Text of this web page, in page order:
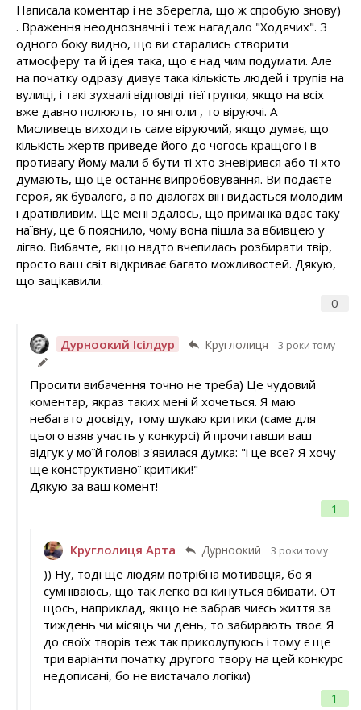
0
Написала коментар і не зберегла, що ж спробую знову)
. Враження неоднозначні і теж нагадало "Ходячих". З
одного боку видно, що ви старались створити
атмосферу та й ідея така, що є над чим подумати. Але
на початку одразу дивує така кількість людей і трупів на
вулиці, і такі зухвалі відповіді тієї групки, якщо на всіх
вже давно полюють, то янголи , то віруючі. А
Мисливець виходить саме віруючий, якщо думає, що
кількість жертв приведе його до чогось кращого і в
противагу йому мали б бути ті хто зневірився або ті хто
думають, що це останнє випробовування. Ви подаєте
героя, як бувалого, а по діалогах він видається молодим
і дратівливим. Ще мені здалось, що приманка вдає таку
наївну, це б пояснило, чому вона пішла за вбивцею у
лігво. Вибачте, якщо надто вчепилась розбирати твір,
просто ваш світ відкриває багато можливостей. Дякую,
що зацікавили.
Дурноокий Ісілдур Круглолиця 3 роки тому
1
Просити вибачення точно не треба) Це чудовий
коментар, якраз таких мені й хочеться. Я маю
небагато досвіду, тому шукаю критики (саме для
цього взяв участь у конкурсі) й прочитавши ваш
відгук у моїй голові з'явилася думка: "і це все? Я хочу
ще конструктивної критики!"
Дякую за ваш комент!
Круглолиця Арта Дурноокий 3 роки тому
1
)) Ну, тоді ще людям потрібна мотивація, бо я
сумніваюсь, що так легко всі кинуться вбивати. От
щось, наприклад, якщо не забрав чиєсь життя за
тиждень чи місяць чи день, то забирають твоє. Я
до своїх творів теж так приколупуюсь і тому є ще
три варіанти початку другого твору на цей конкурс
недописані, бо не вистачало логіки)